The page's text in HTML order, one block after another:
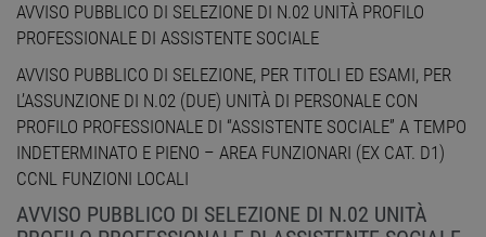
AVVISO PUBBLICO DI SELEZIONE DI N.02 UNITÀ PROFILO
PROFESSIONALE DI ASSISTENTE SOCIALE
AVVISO PUBBLICO DI SELEZIONE, PER TITOLI ED ESAMI, PER
L’ASSUNZIONE DI N.02 (DUE) UNITÀ DI PERSONALE CON
PROFILO PROFESSIONALE DI “ASSISTENTE SOCIALE” A TEMPO
INDETERMINATO E PIENO – AREA FUNZIONARI (EX CAT. D1)
CCNL FUNZIONI LOCALI
AVVISO PUBBLICO DI SELEZIONE DI N.02 UNITÀ